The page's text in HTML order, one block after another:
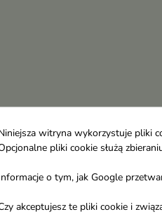
witryna wykorzystuje pliki
pliki cookie służą
o tym, jak Google
akceptujesz te pliki cookie i